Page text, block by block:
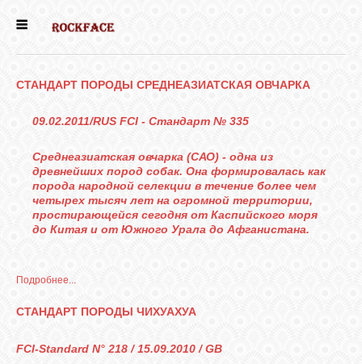
ДЕВОЧКИ
СТАНДАРТ ПОРОДЫ СРЕДНЕАЗИАТСКАЯ ОВЧАРКА
09.02.2011/RUS FCI - Cтандарт № 335
Среднеазиатская овчарка (САО) - одна из
древнейших пород собак. Она формировалась как
порода народной селекции в течение более чем
четырех тысяч лет на огромной территории,
простирающейся сегодня от Каспийского моря
до Китая и от Южного Урала до Афганистана.
Подробнее...
СТАНДАРТ ПОРОДЫ ЧИХУАХУА
FCI-Standard N° 218 / 15.09.2010 / GB